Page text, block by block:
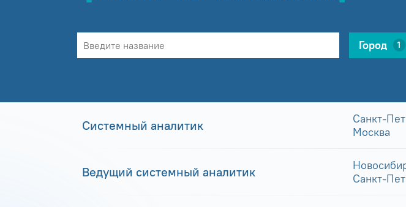
Город 1
Системный аналитик
Санкт-
Москва
Ведущий системный аналитик
Санкт-